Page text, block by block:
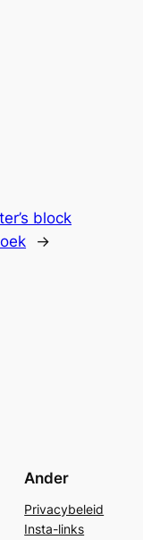
block
→
Ander
Privacybeleid
Insta-links